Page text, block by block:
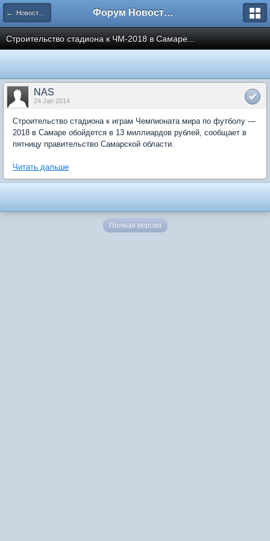
← Новости рынка недвижимости Форум Новостройки
Строительство стадиона к ЧМ-2018 в Самаре...
NAS
24 Jan 2014
Строительство стадиона к играм Чемпионата мира по футболу —
2018 в Самаре обойдется в 13 миллиардов рублей, сообщает в
пятницу правительство Самарской области.
Читать дальше
Полная версия